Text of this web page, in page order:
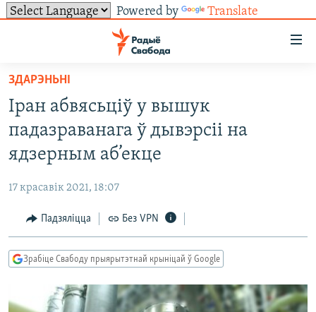
Powered by Translate
ўнівэрсальнага
доступу
Перайсьці
да
галоўнага
зьместу
Перайсьці
да
навігацыі
Перайсьці
да
ПАЛІТЫКА
ЭКАНОМІКА
ПАЛІТВЯЗЬНІ
ТОЛЬКІ НА СВАБОДЗЕ
ГІСТОРЫЯ НА СВАБОДЗЕ
ПАДКАСТЫ
PREMIUM
ПАДЗЯЛІЦЦА ІНФАРМАЦЫЯЙ
RSS
ПАДКАСТЫ
Усе сайты РС/РСЭ
ЗДАРЭНЬНІ
Іран абвясьціў у вышук
падазраванага ў дывэрсіі на
ядзерным аб’екце
17 красавік 2021, 18:07
Падзяліцца Без VPN
Зрабіце Свабоду прыярытэтнай крыніцай ў Google